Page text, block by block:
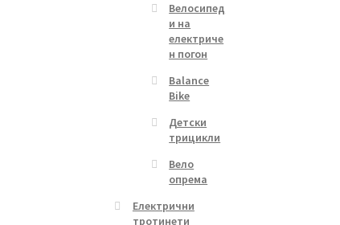
Велосипед
и на
електриче
н погон
Balance
Bike
Детски
трицикли
Вело
опрема
Електрични
тротинети